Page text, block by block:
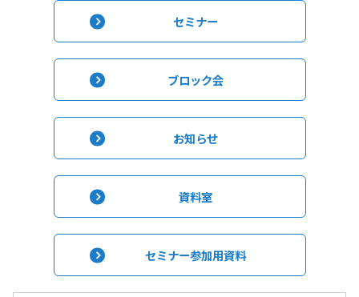
セミナー
ブロック会
お知らせ
資料室
セミナー参加用資料